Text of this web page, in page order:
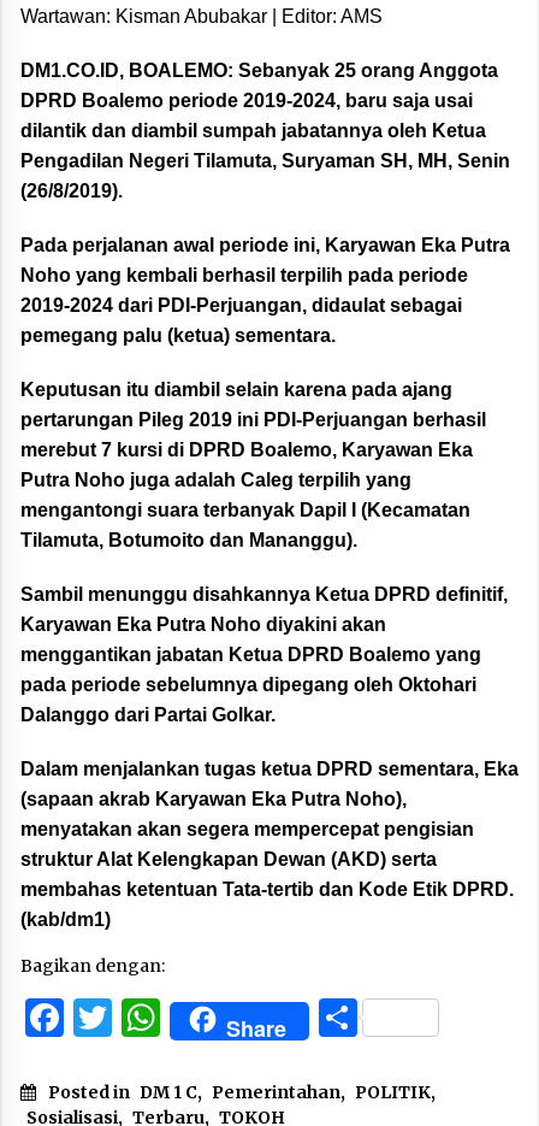
Wartawan: Kisman Abubakar | Editor: AMS
DM1.CO.ID, BOALEMO: Sebanyak 25 orang Anggota
DPRD Boalemo periode 2019-2024, baru saja usai
dilantik dan diambil sumpah jabatannya oleh Ketua
Pengadilan Negeri Tilamuta, Suryaman SH, MH, Senin
(26/8/2019).
Pada perjalanan awal periode ini, Karyawan Eka Putra
Noho yang kembali berhasil terpilih pada periode
2019-2024 dari PDI-Perjuangan, didaulat sebagai
pemegang palu (ketua) sementara.
Keputusan itu diambil selain karena pada ajang
pertarungan Pileg 2019 ini PDI-Perjuangan berhasil
merebut 7 kursi di DPRD Boalemo, Karyawan Eka
Putra Noho juga adalah Caleg terpilih yang
mengantongi suara terbanyak Dapil I (Kecamatan
Tilamuta, Botumoito dan Mananggu).
Sambil menunggu disahkannya Ketua DPRD definitif,
Karyawan Eka Putra Noho diyakini akan
menggantikan jabatan Ketua DPRD Boalemo yang
pada periode sebelumnya dipegang oleh Oktohari
Dalanggo dari Partai Golkar.
Dalam menjalankan tugas ketua DPRD sementara, Eka
(sapaan akrab Karyawan Eka Putra Noho),
menyatakan akan segera mempercepat pengisian
struktur Alat Kelengkapan Dewan (AKD) serta
membahas ketentuan Tata-tertib dan Kode Etik DPRD.
(kab/dm1)
Bagikan dengan:
Facebook
Twitter
WhatsApp
Share Share
Posted in DM 1 C, Pemerintahan, POLITIK,
Sosialisasi, Terbaru, TOKOH